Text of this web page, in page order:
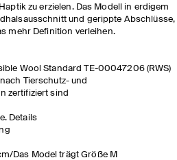
zu erzielen. Das Modell in erdigem
und gerippte Abschlüsse,
mehr Definition verleihen.
Wool Standard TE-00047206 (RWS)
Tierschutz- und
zertifiziert sind
Details
Das Model trägt Größe M